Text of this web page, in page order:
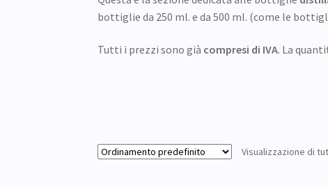
bottiglie da 250 ml. e da 500 ml. (come le
Tutti i prezzi sono già compresi di IVA. La
Visualizzazione di